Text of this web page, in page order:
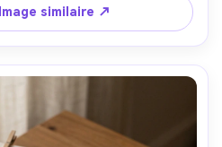
de saignement de 3 mm
nets de type vectoriel,
couché sur un bureau blanc
doux, Sony A7IV, 50 mm,
mise au point nette, ombres
résolution-AR 4:5
similaire ↗